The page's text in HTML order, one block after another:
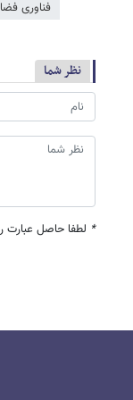
فناوری
نظر شما
* لطفا حاصل عبارت